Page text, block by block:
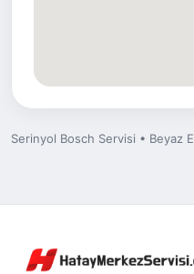
Serinyol Bosch Servisi • Beyaz